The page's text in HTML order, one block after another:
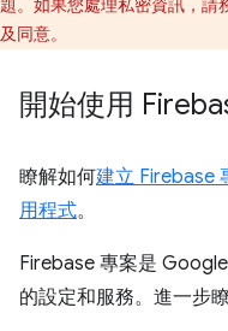
題。如果您處理私密資訊，請
及同意。
開始使用
瞭解如何建立 Firebase
用程式。
Firebase 專案是
的設定和服務。進一步